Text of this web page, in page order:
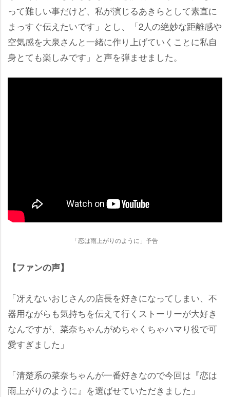
って難しい事だけど、私が演じるあきらとして素直に
まっすぐ伝えたいです」とし、「2人の絶妙な距離感
空気感を大泉さんと一緒に作り上げていくことに私自
身とても楽しみです」と声を弾ませました。
「恋は雨上がりのように」予告
【ファンの声】
「冴えないおじさんの店長を好きになってしまい、不
器用ながらも気持ちを伝えて行くストーリーが大好き
なんですが、菜奈ちゃんがめちゃくちゃハマり役で可
愛すぎました」
「清楚系の菜奈ちゃんが一番好きなので今回は『恋は
雨上がりのように』を選ばせていただきました」